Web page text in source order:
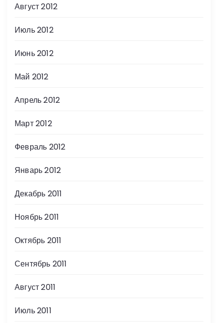
Август 2012
Июль 2012
Июнь 2012
Май 2012
Апрель 2012
Март 2012
Февраль 2012
Январь 2012
Декабрь 2011
Ноябрь 2011
Октябрь 2011
Сентябрь 2011
Август 2011
Июль 2011